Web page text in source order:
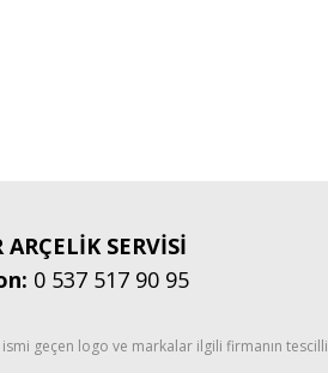
SERVİSİ
0 537 517 90 95
geçen logo ve markalar ilgili firmanın tescilli